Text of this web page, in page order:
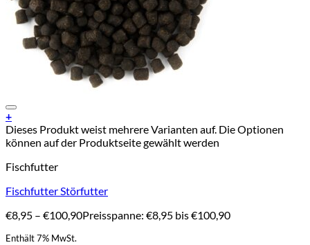
+
Dieses Produkt weist mehrere Varianten auf. Die Optionen
können auf der Produktseite gewählt werden
Fischfutter
Fischfutter Störfutter
€8,95 – €100,90Preisspanne: €8,95 bis €100,90
Enthält 7% MwSt.